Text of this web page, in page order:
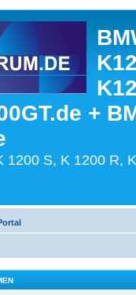
+
1200 S, K 1200 R,